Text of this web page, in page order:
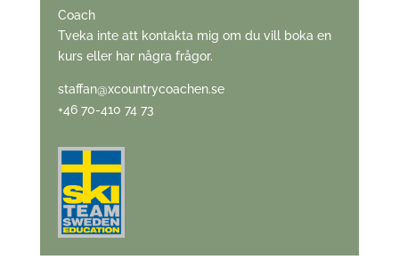
Coach
Tveka inte att kontakta mig om du vill boka en
kurs eller har några frågor.
staffan@xcountrycoachen.se
+46 70-410 74 73